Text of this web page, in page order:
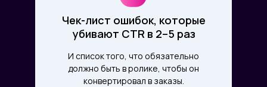
Чек-лист ошибок, которые
убивают CTR в 2–5 раз
И список того, что обязательно
должно быть в ролике, чтобы он
конвертировал в заказы.